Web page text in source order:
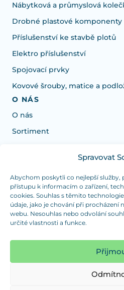
Spravovat
Abychom poskytli co nejlepší služby,
přístupu k informacím o zařízení,
cookies. Souhlas s těmito
údaje, jako je chování při procházení
webu. Nesouhlas nebo odvolání
určité vlastnosti a funkce.
Nábytková a průmyslová
Drobné plastové komponenty
Příslušenství ke stavbě plotů
Elektro příslušenství
Spojovací prvky
Kovové šrouby, matice a
O NÁS
O nás
Sortiment
Potrebujete poradiť s
Sme tu pre vás Pondelok-
a Piatok od 7:30 - 14:30 hod
(platba iba v hotovosti)
Sme tu pre vás Pondelok-
a Piatok od 7:30 - 14:30 hod